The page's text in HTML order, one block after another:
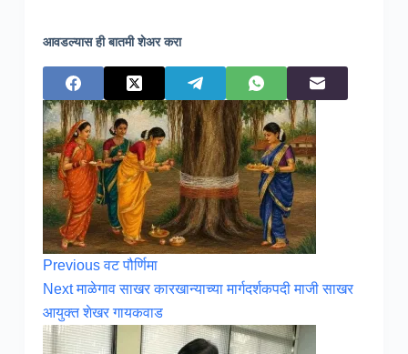
आवडल्यास ही बातमी शेअर करा
Previousवट पौर्णिमा
Nextमाळेगाव साखर कारखान्याच्या मार्गदर्शकपदी माजी साखर
आयुक्त शेखर गायकवाड